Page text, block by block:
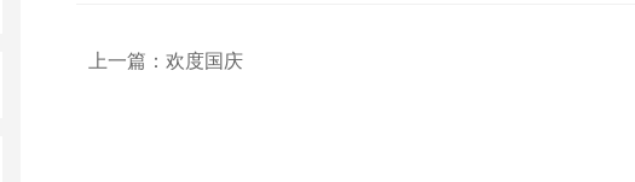
上一篇： 欢度国庆